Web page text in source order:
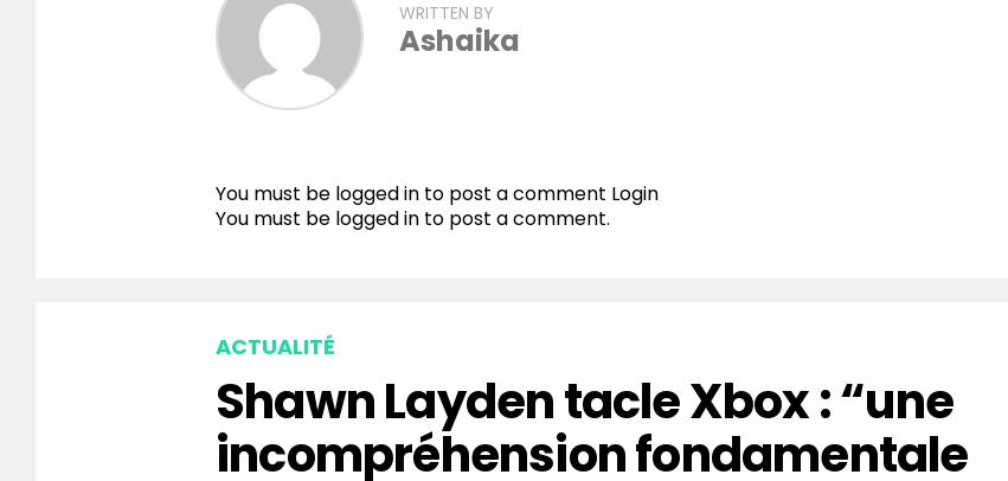
WRITTEN BY
Ashaika
You must be logged in to post a comment Login
You must be logged in to post a comment.
ACTUALITÉ
Shawn Layden tacle Xbox : “une
incompréhension fondamentale